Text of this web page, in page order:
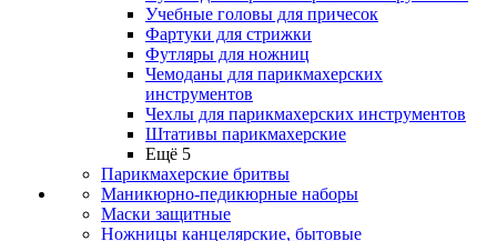
Учебные головы для причесок
Фартуки для стрижки
Футляры для ножниц
Чемоданы для парикмахерских
инструментов
Чехлы для парикмахерских инструментов
Штативы парикмахерские
Ещё 5
Парикмахерские бритвы
Маникюрно-педикюрные наборы
Маски защитные
Ножницы канцелярские, бытовые